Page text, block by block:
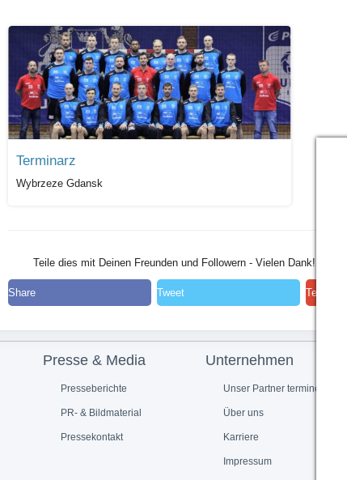
Terminarz
Wybrzeze Gdansk
Teile dies mit Deinen Freunden und Followern - Vielen Dank!
Share Tweet Teilen
Presse & Media
Presseberichte
PR- & Bildmaterial
Pressekontakt
Unternehmen
Unser Partner termine.de
Über uns
Karriere
Impressum